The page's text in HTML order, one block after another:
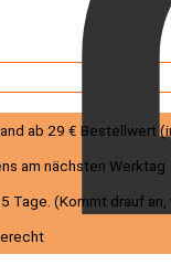
ab 29 € Bestellwert
am nächsten Werktag
Tage. (Kommt drauf